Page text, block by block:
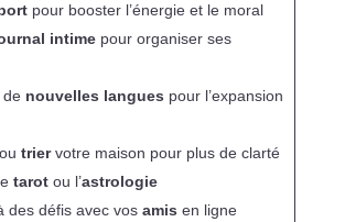
pour booster l’énergie et le moral
intimepour organiser ses
de nouvelles langues pour l’expansion
triervotre maison pour plus de clarté
tarotou l’astrologie
des défis avec vos amis en ligne